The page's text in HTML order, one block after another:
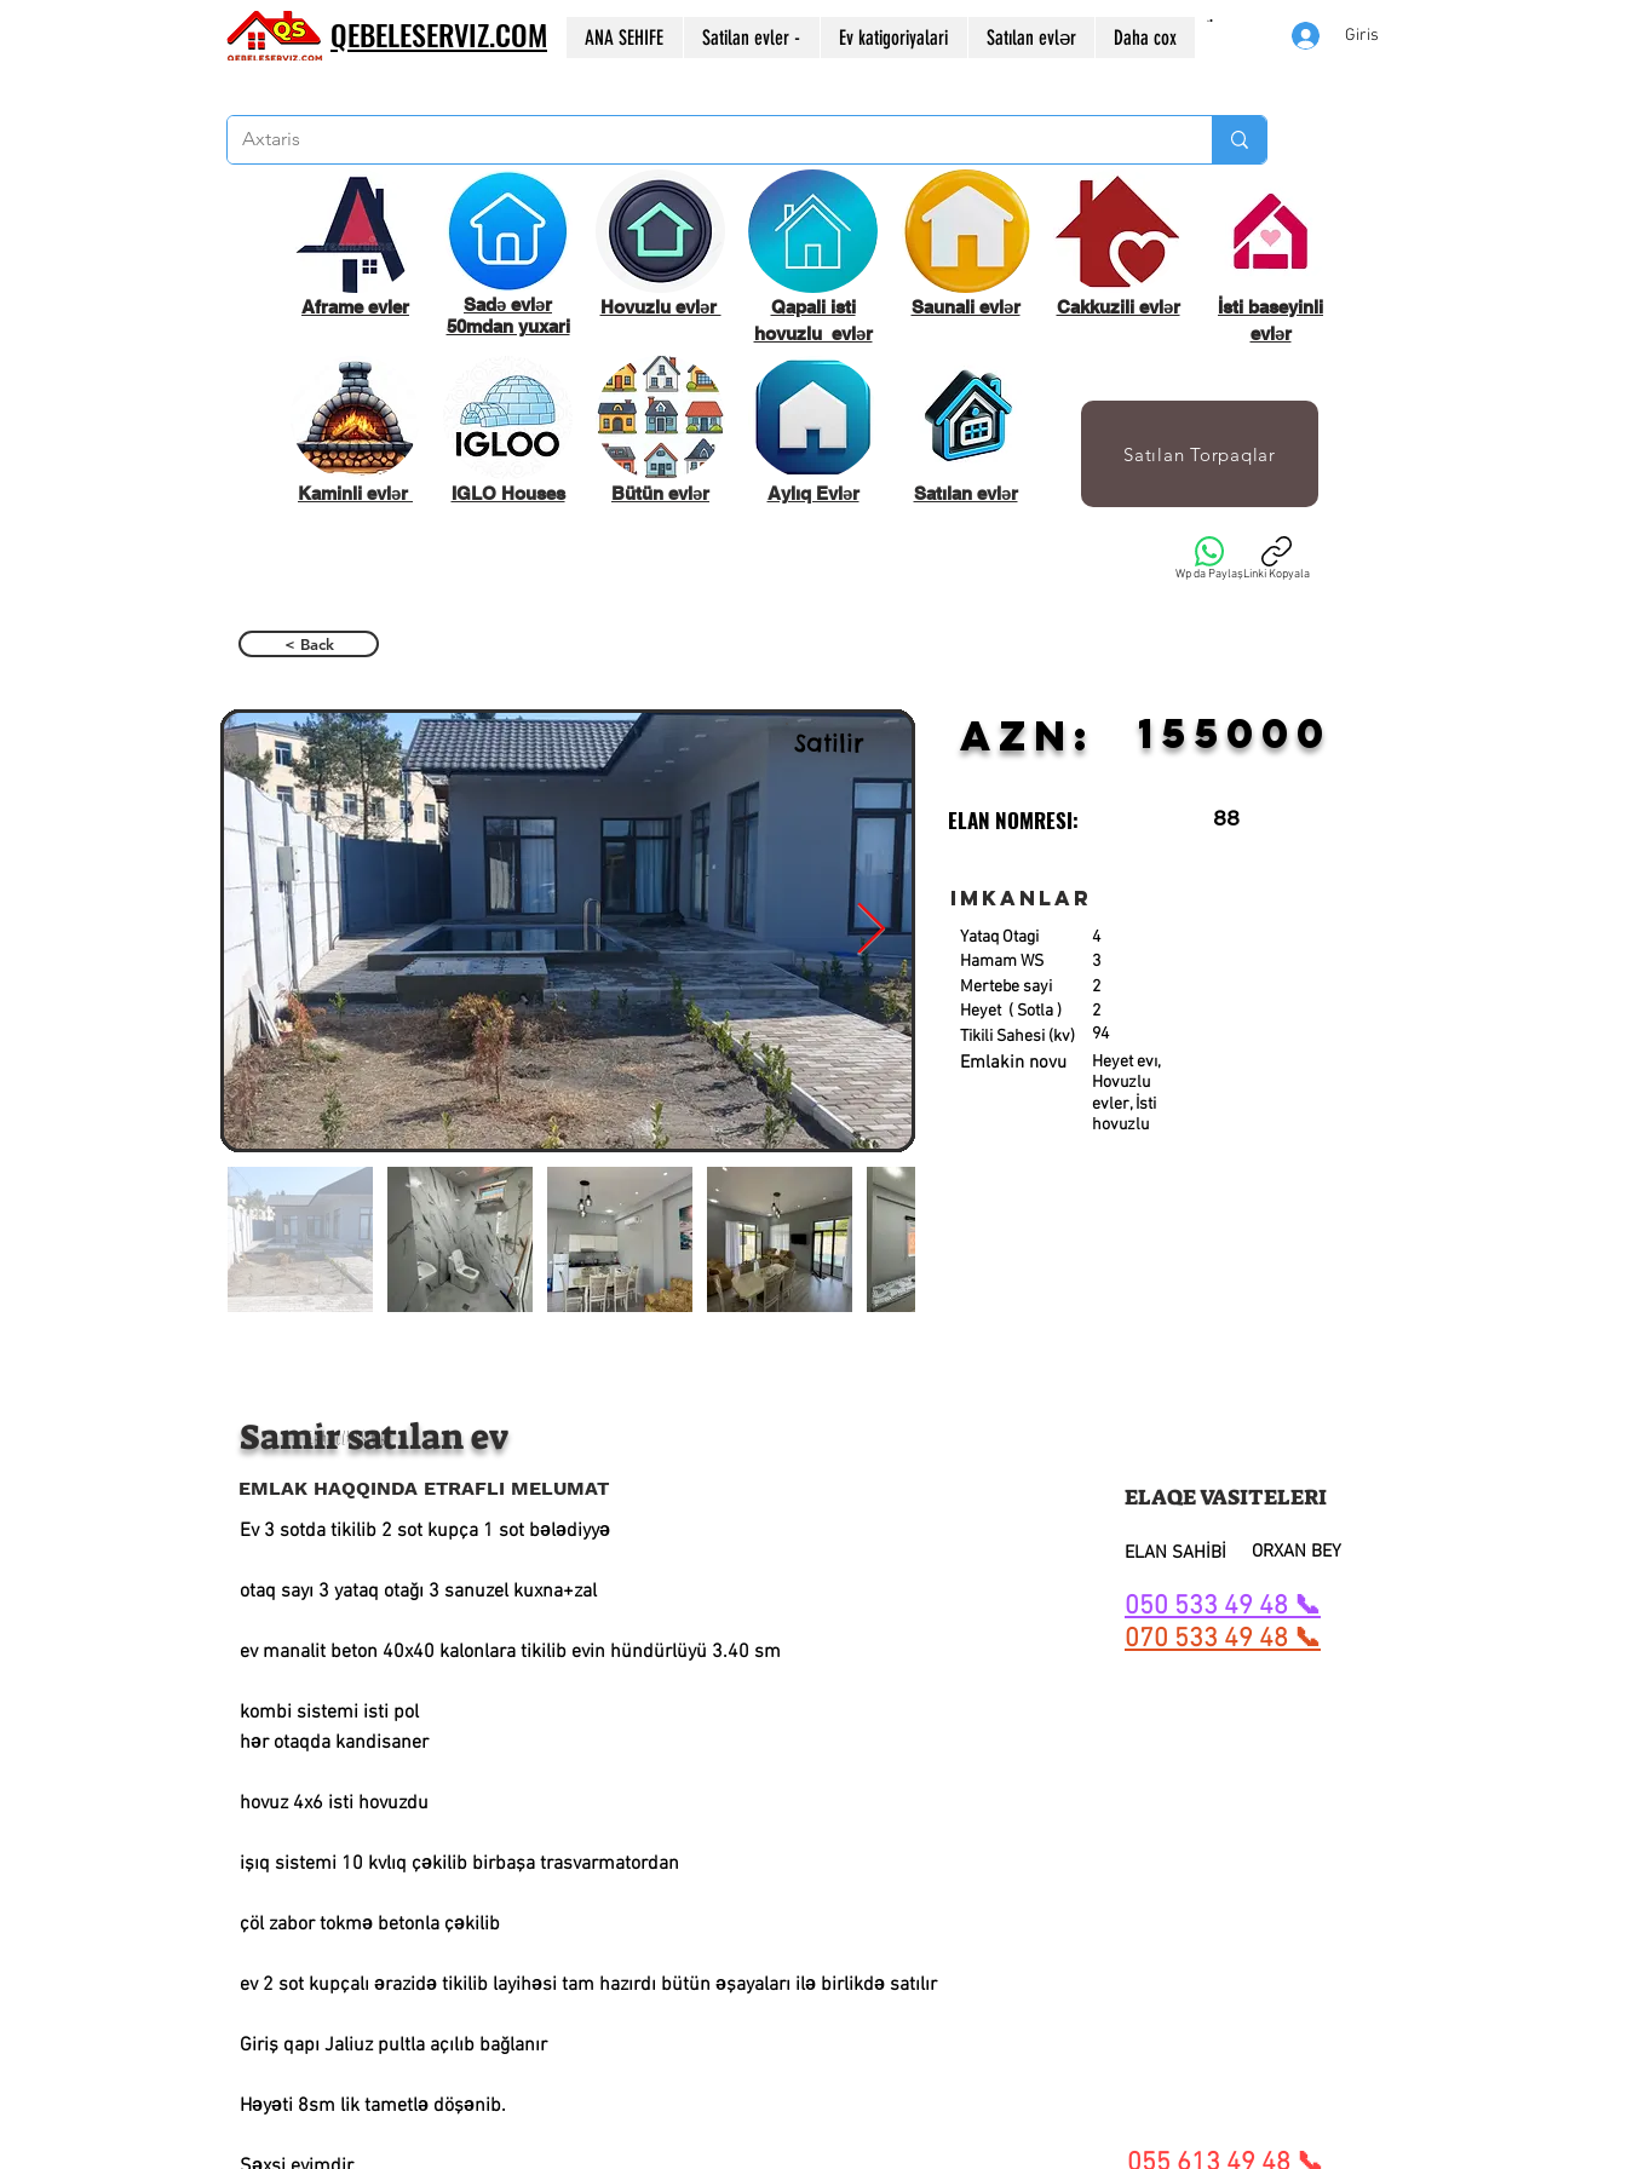
QEBELESERVIZ.COM ANA SEHIFE Satilan evler - Ev katigoriyalari Satılan evlər Daha cox Giris
Aframe evler
Kaminli evlər
Sadə evlər
50mdan yuxari
IGLO Houses
Hovuzlu evlər
Bütün evlər
Qapali isti
hovuzlu evlər
Aylıq Evlər
Saunali evlər
Satılan evlər
Cakkuzili evlər
İsti baseyinli
evlər
Satılan Torpaqlar
Wp da PaylaşLinki Kopyala
< Back
Satilir 155000
AZN:
ELAN NOMRESI: 88
Yataq Otagi 4
Mertebe sayi
2
Hamam WS 3
Imkanlar
Heyet ( Sotla )
2
Tikili Sahesi (kv) 94
Emlakin novu
Heyet evı,
Hovuzlu
evler, İsti
hovuzlu
Samir satılan ev
EMLAK HAQQINDA ETRAFLI MELUMAT
+994 55 472 94 93
Ev 3 sotda tikilib 2 sot kupça 1 sot bələdiyyə
otaq sayı 3 yataq otağı 3 sanuzel kuxna+zal
ev manalit beton 40x40 kalonlara tikilib evin hündürlüyü 3.40 sm
kombi sistemi isti pol
hər otaqda kandisaner
hovuz 4x6 isti hovuzdu
işıq sistemi 10 kvlıq çəkilib birbaşa trasvarmatordan
çöl zabor tokmə betonla çəkilib
ev 2 sot kupçalı ərazidə tikilib layihəsi tam hazırdı bütün əşayaları ilə birlikdə satılır
Giriş qapı Jaliuz pultla açılıb bağlanır
Həyəti 8sm lik tametlə döşənib.
ELAQE VASITELERI
ELAN SAHİBİ ORXAN BEY
050 533 49 48 📞
070 533 49 48 📞